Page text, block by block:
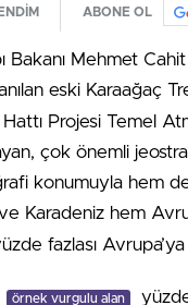
ABONE OL
Bakanı Mehmet
eski Karaağaç
Projesi Temel
çok önemli
konumuyla hem
Karadeniz hem
fazlası
örnek vurgulu alan